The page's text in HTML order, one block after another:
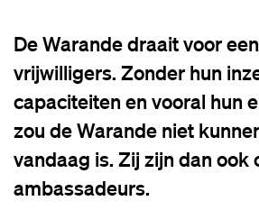
De Warande draait voor
vrijwilligers. Zonder hun
capaciteiten en vooral hun
zou de Warande niet
vandaag is. Zij zijn dan ook
ambassadeurs.